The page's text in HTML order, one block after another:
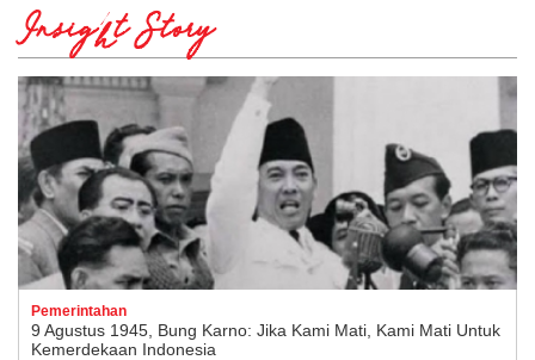
Insight Story
Pemerintahan
9 Agustus 1945, Bung Karno: Jika Kami Mati, Kami Mati Untuk
Kemerdekaan Indonesia